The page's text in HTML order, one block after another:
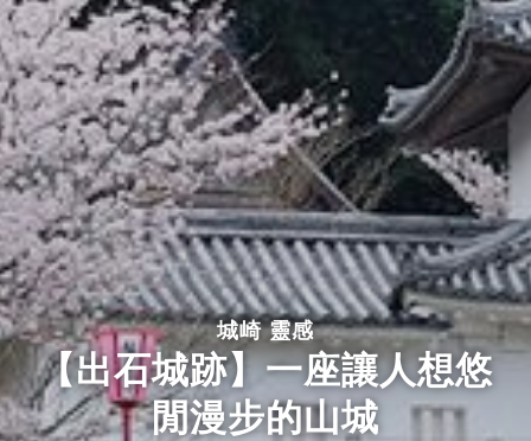
城崎 靈感
【出石城跡】一座讓人想悠
閒漫步的山城